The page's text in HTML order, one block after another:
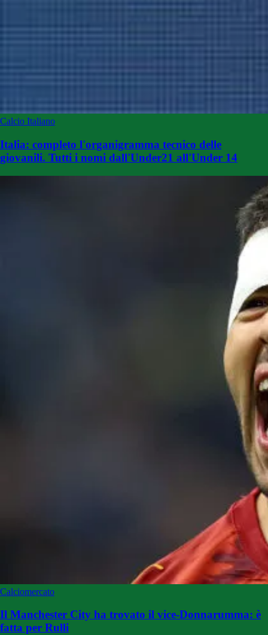
Calcio Italiano
Italia: completo l'organigramma tecnico delle
giovanili. Tutti i nomi dall'Under21 all'Under 14
Calciomercato
Il Manchester City ha trovato il vice-Donnarumma: è
fatta per Rulli